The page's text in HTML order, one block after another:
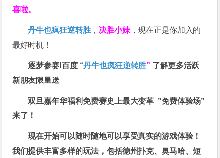
喜啦。
丹牛也疯狂逆转胜 ， 决胜小妹 ，现在正是你加入的
最好时机！
逐梦参赛!百度 “丹牛也疯狂逆转胜” 了解更多活跃
新朋友限量送
双旦嘉年华福利免费赛史上最大变革 ”免费体验场”
来了！
现在开始可以随时随地可以享受真实的游戏体验！
我们提供丰富多样的玩法，包括德州扑克、奥马哈、短